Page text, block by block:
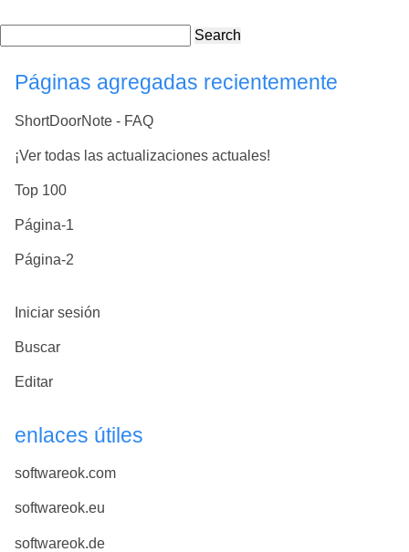
Search
Páginas agregadas recientemente
ShortDoorNote - FAQ
¡Ver todas las actualizaciones actuales!
Top 100
Página-1
Página-2
Iniciar sesión
Buscar
Editar
enlaces útiles
softwareok.com
softwareok.eu
softwareok.de